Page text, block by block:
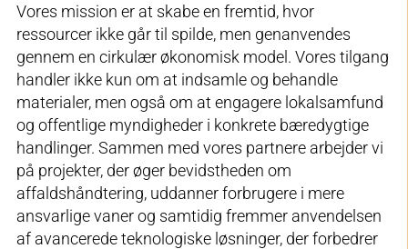
Vores mission er at skabe en fremtid, hvor
ressourcer ikke går til spilde, men genanvendes
gennem en cirkulær økonomisk model. Vores tilgang
handler ikke kun om at indsamle og behandle
materialer, men også om at engagere lokalsamfund
og offentlige myndigheder i konkrete bæredygtige
handlinger. Sammen med vores partnere arbejder vi
på projekter, der øger bevidstheden om
affaldshåndtering, uddanner forbrugere i mere
ansvarlige vaner og samtidig fremmer anvendelsen
af avancerede teknologiske løsninger, der forbedrer